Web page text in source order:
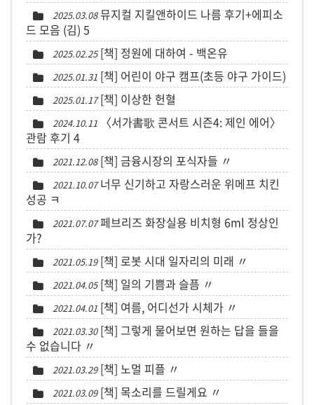
2025.03.08 뮤지컬 지킬앤하이드 나름 후기+에피소
드 모음 (김) 5
2025.02.25 [책] 정원에 대하여 - 백온유
2025.01.31 [책] 어린이 야구 캠프(초등 야구 가이드)
2025.01.17 [책] 이상한 헌혈
2024.10.11
〈서가書歌 콘서트 시즌4: 제인 에어〉
관람 후기 4
2021.12.08 [책] 금융시장의 포식자들 〃
2021.10.07 너무 신기하고 자랑스러운 위메프 치킨
성공 ㅋ
2021.07.07 페브리즈 화장실용 비치형 6ml 정상인
가?
2021.05.19 [책] 로봇 시대 일자리의 미래 〃
2021.04.05 [책] 일의 기쁨과 슬픔 〃
2021.04.01 [책] 여름, 어디선가 시체가 〃
2021.03.30 [책] 그렇게 물어보면 원하는 답을 들을
수 없습니다 〃
2021.03.29 [책] 노멀 피플 〃
2021.03.09 [책] 목소리를 드릴게요 〃